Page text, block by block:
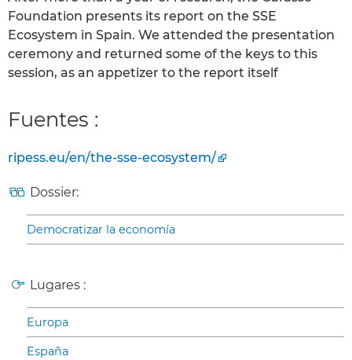
Foundation presents its report on the SSE
Ecosystem in Spain. We attended the presentation
ceremony and returned some of the keys to this
session, as an appetizer to the report itself
Fuentes :
ripess.eu/en/the-sse-ecosystem/
Dossier:
Democratizar la economía
Lugares :
Europa
España